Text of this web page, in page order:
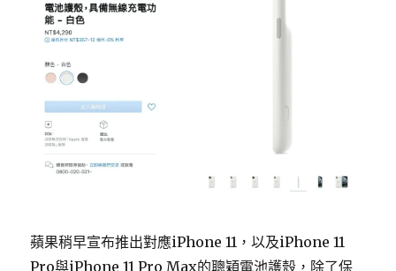
蘋果稍早宣布推出對應iPhone 11，以及iPhone 11
Pro與iPhone 11 Pro Max的聰穎電池護殼，除了保